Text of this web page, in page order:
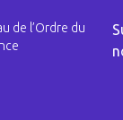
de l’Ordre du